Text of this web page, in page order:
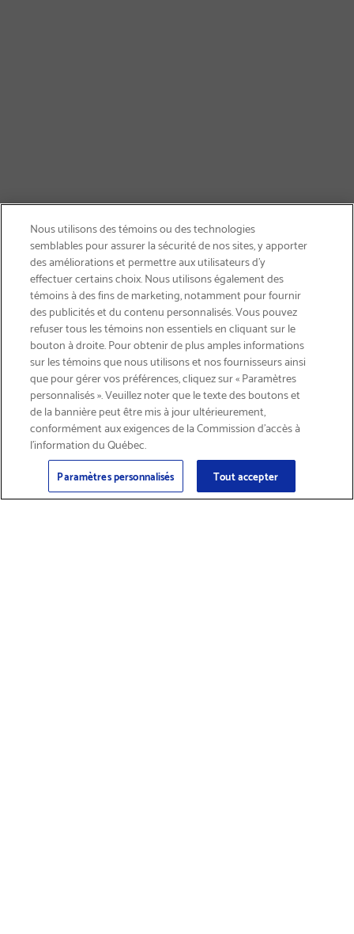
INSCRIVEZ-VOUS & ÉCONOMISEZ 15%
Courriel
Inscription
Nous utilisons des témoins ou des technologies
semblables pour assurer la sécurité de nos sites, y apporter
des améliorations et permettre aux utilisateurs d’y
effectuer certains choix. Nous utilisons également des
témoins à des fins de marketing, notamment pour fournir
des publicités et du contenu personnalisés. Vous pouvez
refuser tous les témoins non essentiels en cliquant sur le
bouton à droite. Pour obtenir de plus amples informations
sur les témoins que nous utilisons et nos fournisseurs ainsi
que pour gérer vos préférences, cliquez sur « Paramètres
personnalisés ». Veuillez noter que le texte des boutons et
de la bannière peut être mis à jour ultérieurement,
conformément aux exigences de la Commission d’accès à
l’information du Québec.
Paramètres personnalisés Tout accepter